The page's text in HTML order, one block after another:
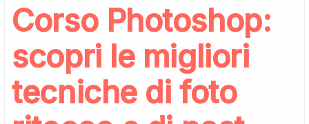
Corso Photoshop:
scopri le migliori
tecniche di foto